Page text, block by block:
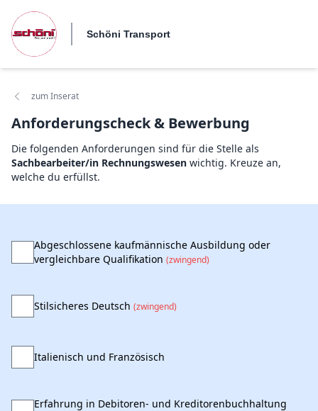
Schöni Transport
zum Inserat
Anforderungscheck & Bewerbung
Die folgenden Anforderungen sind für die Stelle als
Sachbearbeiter/in Rechnungswesen wichtig. Kreuze an,
welche du erfüllst.
Abgeschlossene kaufmännische Ausbildung oder
vergleichbare Qualifikation (zwingend)
Stilsicheres Deutsch (zwingend)
Italienisch und Französisch
Erfahrung in Debitoren- und Kreditorenbuchhaltung